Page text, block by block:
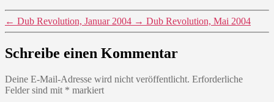
← Dub Revolution, Januar 2004 → Dub Revolution, Mai 2004
Schreibe einen Kommentar
Deine E-Mail-Adresse wird nicht veröffentlicht. Erforderliche
Felder sind mit * markiert